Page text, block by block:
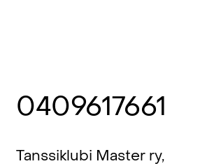
0409617661
Tanssiklubi Master ry,